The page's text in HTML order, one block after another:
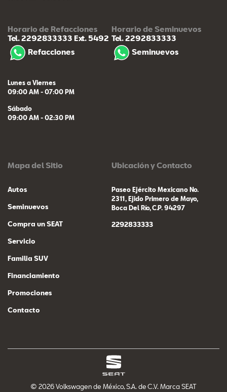
Horario de Refacciones
Tel. 2292833333 Ext. 5492
Refacciones
Lunes a Viernes
09:00 AM - 07:00 PM
Sábado
09:00 AM - 02:30 PM
Horario de Seminuevos
Tel. 2292833333
Seminuevos
Mapa del Sitio
Autos
Seminuevos
Compra un SEAT
Servicio
Familia SUV
Financiamiento
Promociones
Contacto
Ubicación y Contacto
Paseo Ejército Mexicano No.
2311, Ejido Primero de Mayo,
Boca Del Río, C.P. 94297
2292833333
© 2026 Volkswagen de México, S.A. de C.V. Marca SEAT